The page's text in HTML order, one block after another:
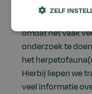
Nadat we ze
omdat het vaak
onderzoek te
het
Hierbij liepen we
veel informatie
ZELF